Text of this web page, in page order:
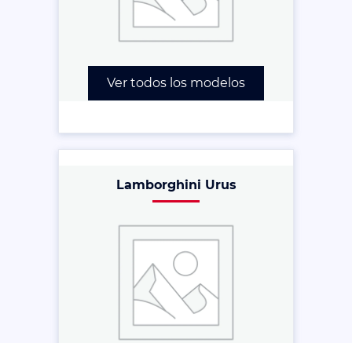
Ver todos los modelos
Lamborghini Urus